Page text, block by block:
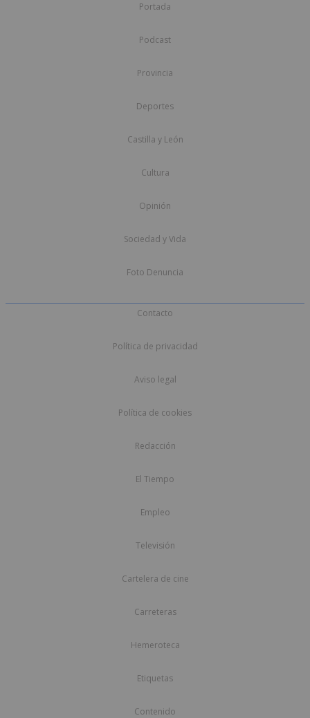
Portada
Podcast
Provincia
Deportes
Castilla y León
Cultura
Opinión
Sociedad y Vida
Foto Denuncia
Contacto
Política de privacidad
Aviso legal
Política de cookies
Redacción
El Tiempo
Empleo
Televisión
Cartelera de cine
Carreteras
Hemeroteca
Etiquetas
Contenido